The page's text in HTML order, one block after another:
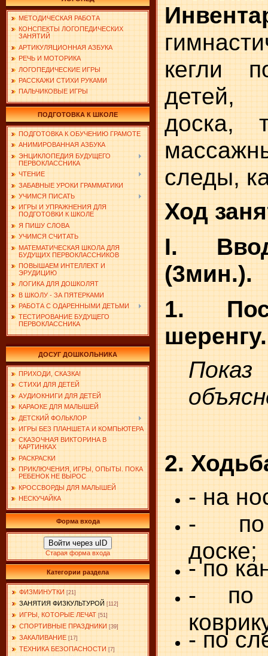
МЕТОДИЧЕСКАЯ РАБОТА
КОНСПЕКТЫ ЛОГОПЕДИЧЕСКИХ
ЗАНЯТИЙ
АРТИКУЛЯЦИОННАЯ АЗБУКА
РЕЧЬ И МОТОРИКА
ЛОГОПЕДИЧЕСКИЕ ИГРЫ
РАССКАЖИ СТИХИ РУКАМИ
ПАЛЬЧИКОВЫЕ ИГРЫ
ПОДГОТОВКА К ШКОЛЕ
ПОДГОТОВКА К ОБУЧЕНИЮ ГРАМОТЕ
АНИМИРОВАННАЯ АЗБУКА
ЭНЦИКЛОПЕДИЯ БУДУЩЕГО
ПЕРВОКЛАССНИКА
ЧТЕНИЕ
ЗАБАВНЫЕ УРОКИ ГРАММАТИКИ
УЧИМСЯ ПИСАТЬ
ИГРЫ И УПРАЖНЕНИЯ ДЛЯ
ПОДГОТОВКИ К ШКОЛЕ
Я ПИШУ СЛОВА
УЧИМСЯ СЧИТАТЬ
МАТЕМАТИЧЕСКАЯ ШКОЛА ДЛЯ
БУДУЩИХ ПЕРВОКЛАССНИКОВ
ПОВЫШАЕМ ИНТЕЛЛЕКТ И
ЭРУДИЦИЮ
ЛОГИКА ДЛЯ ДОШКОЛЯТ
В ШКОЛУ - ЗА ПЯТЕРКАМИ
РАБОТА С ОДАРЕННЫМИ ДЕТЬМИ
ТЕСТИРОВАНИЕ БУДУЩЕГО
ПЕРВОКЛАССНИКА
ДОСУГ ДОШКОЛЬНИКА
ПРИХОДИ, СКАЗКА!
СТИХИ ДЛЯ ДЕТЕЙ
АУДИОКНИГИ ДЛЯ ДЕТЕЙ
КАРАОКЕ ДЛЯ МАЛЫШЕЙ
ДЕТСКИЙ ФОЛЬКЛОР
ИГРЫ БЕЗ ПЛАНШЕТА И КОМПЬЮТЕРА
СКАЗОЧНАЯ ВИКТОРИНА В
КАРТИНКАХ
РАСКРАСКИ
ПРИКЛЮЧЕНИЯ, ИГРЫ, ОПЫТЫ. ПОКА
РЕБЕНОК НЕ ВЫРОС
КРОССВОРДЫ ДЛЯ МАЛЫШЕЙ
НЕСКУЧАЙКА
Форма входа
Войти через uID
Старая форма входа
Категории раздела
ФИЗМИНУТКИ [21]
ЗАНЯТИЯ ФИЗКУЛЬТУРОЙ [112]
ИГРЫ, КОТОРЫЕ ЛЕЧАТ [51]
СПОРТИВНЫЕ ПРАЗДНИКИ [39]
ЗАКАЛИВАНИЕ [17]
ТЕХНИКА БЕЗОПАСНОСТИ [7]
Инвент
кегли
детей,
доска,
следы,
Ход
I.
(3мин.).
1.
шеренгу.
2.
- на
- по
доске;
- по
- по
- по